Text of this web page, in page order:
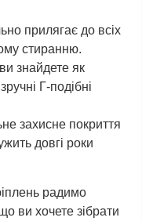
прилягає до всіх
стиранню.
знайдете як
Г-подібні
захисне покриття
довгі роки
радимо
ви хочете зібрати